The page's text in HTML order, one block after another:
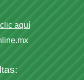
aquí